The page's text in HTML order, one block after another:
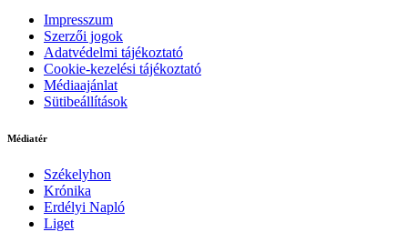
Impresszum
Szerzői jogok
Adatvédelmi tájékoztató
Cookie-kezelési tájékoztató
Médiaajánlat
Sütibeállítások
Médiatér
Székelyhon
Krónika
Erdélyi Napló
Liget